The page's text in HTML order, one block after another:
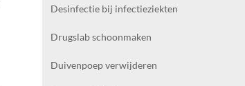
Desinfectie bij infectieziekten
Drugslab schoonmaken
Duivenpoep verwijderen